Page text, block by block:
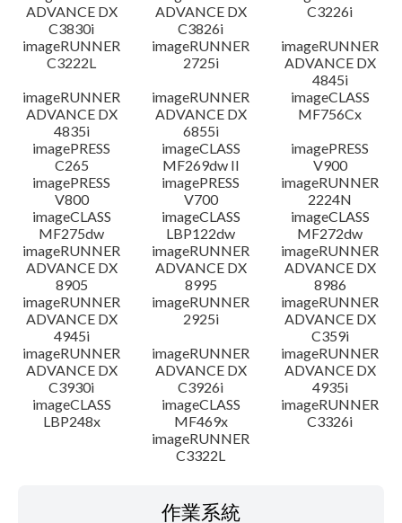
ADVANCE DX
C3830i
ADVANCE DX
C3826i
C3226i
imageRUNNER
C3222L
imageRUNNER
2725i
imageRUNNER
ADVANCE DX
4845i
imageRUNNER
ADVANCE DX
4835i
imageRUNNER
ADVANCE DX
6855i
imageCLASS
MF756Cx
imagePRESS
C265
imageCLASS
MF269dw II
imagePRESS
V900
imagePRESS
V800
imagePRESS
V700
imageRUNNER
2224N
imageCLASS
MF275dw
imageCLASS
LBP122dw
imageCLASS
MF272dw
imageRUNNER
ADVANCE DX
8905
imageRUNNER
ADVANCE DX
8995
imageRUNNER
ADVANCE DX
8986
imageRUNNER
ADVANCE DX
4945i
imageRUNNER
2925i
imageRUNNER
ADVANCE DX
C359i
imageRUNNER
ADVANCE DX
C3930i
imageRUNNER
ADVANCE DX
C3926i
imageRUNNER
ADVANCE DX
4935i
imageCLASS
LBP248x
imageCLASS
MF469x
imageRUNNER
C3326i
imageRUNNER
C3322L
作業系統